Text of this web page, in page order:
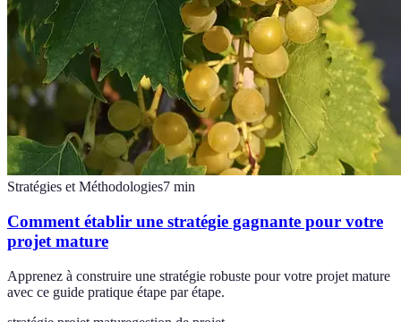
Stratégies et Méthodologies7 min
Comment établir une stratégie gagnante pour votre
projet mature
Apprenez à construire une stratégie robuste pour votre projet mature
avec ce guide pratique étape par étape.